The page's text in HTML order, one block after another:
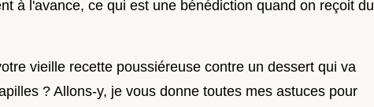
à l'avance, ce qui est une bénédiction quand on reçoit du
vieille recette poussiéreuse contre un dessert qui va
? Allons-y, je vous donne toutes mes astuces pour